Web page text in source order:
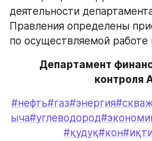
деятельности
Правления определены
по осуществляемой работе
Департамент
контроля
#нефть#газ#энергия
ыча#углеводород
#қудуқ#кон